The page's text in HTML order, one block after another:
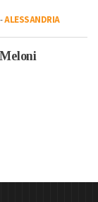
-ALESSANDRIA